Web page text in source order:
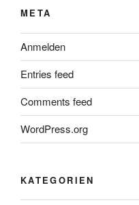
META
Anmelden
Entries feed
Comments feed
WordPress.org
KATEGORIEN